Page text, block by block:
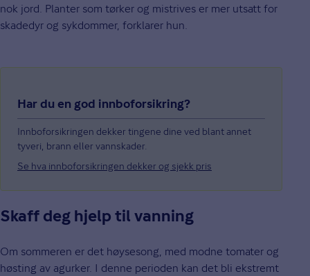
nok jord. Planter som tørker og mistrives er mer utsatt for
skadedyr og sykdommer, forklarer hun.
Har du en god innboforsikring?
Innboforsikringen dekker tingene dine ved blant annet
tyveri, brann eller vannskader.
Se hva innboforsikringen dekker og sjekk pris
Skaff deg hjelp til vanning
Om sommeren er det høysesong, med modne tomater og
høsting av agurker. I denne perioden kan det bli ekstremt